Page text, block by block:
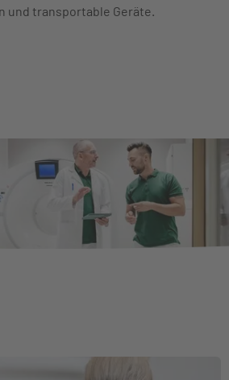
und transportable Geräte.
erfahren